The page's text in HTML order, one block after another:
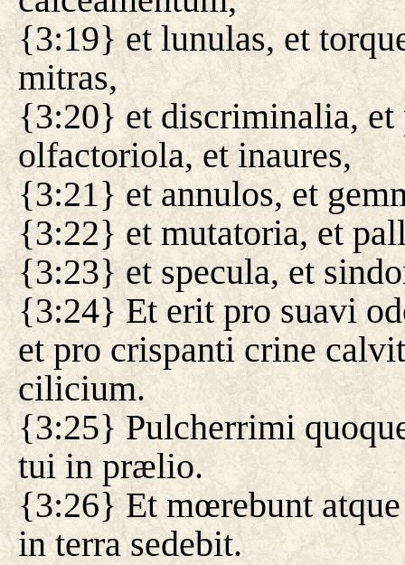
{3:19} et lunulas, et
mitras,
{3:20} et discriminalia, et
olfactoriola, et inaures,
{3:21} et annulos, et
{3:22} et mutatoria, et
{3:23} et specula, et
{3:24} Et erit pro suavi
et pro crispanti crine
cilicium.
{3:25} Pulcherrimi
tui in prælio.
{3:26} Et mœrebunt
in terra sedebit.